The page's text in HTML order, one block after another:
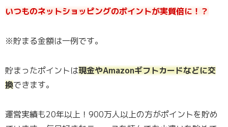
いつものネットショッピングのポイントが実質倍に！？
※貯まる金額は一例です。
貯まったポイントは現金やAmazonギフトカードなどに交
換できます。
運営実績も20年以上！900万人以上の方がポイントを貯め